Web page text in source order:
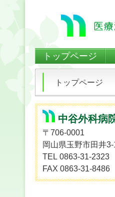
トップページ
トップページ
中谷外科病
〒706-0001
岡山県玉野市田井
TEL 0863-31-2323
FAX 0863-31-8486